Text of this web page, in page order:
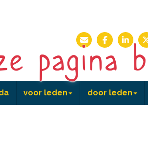
voor leden door leden
pagina